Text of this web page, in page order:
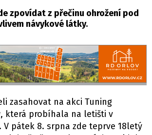
zpovídat z přečinu ohrožení pod
návykové látky.
zasahovat na akci Tuning
která probíhala na letišti v
V pátek 8. srpna zde teprve 18letý